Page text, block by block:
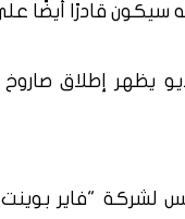
سيكون قادرًا أيضًا
يظهر إطلاق
لشركة "فاير